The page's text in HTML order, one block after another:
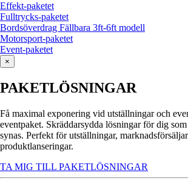
Effekt-paketet
Fulltrycks-paketet
Bordsöverdrag Fällbara 3ft-6ft modell
Motorsport-paketet
Event-paketet
×
PAKETLÖSNINGAR
Få maximal exponering vid utställningar och
eventpaket. Skräddarsydda lösningar för dig
synas. Perfekt för utställningar,
produktlanseringar.
TA MIG TILL PAKETLÖSNINGAR